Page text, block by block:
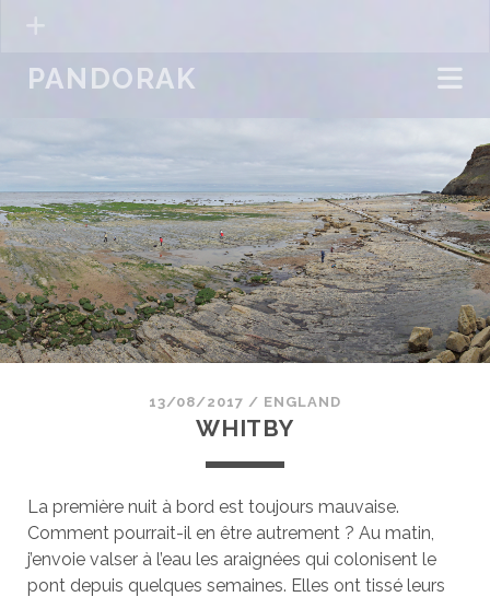
PANDORAK
13/08/2017 / ENGLAND
WHITBY
La première nuit à bord est toujours mauvaise.
Comment pourrait-il en être autrement ? Au matin,
j’envoie valser à l’eau les araignées qui colonisent le
pont depuis quelques semaines. Elles ont tissé leurs